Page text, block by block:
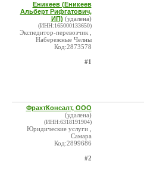
Еникеев (Еникеев
Альберт Рифгатович,
ИП) (удалена)
(ИНН:165000133650)
Экспедитор-перевозчик ,
Набережные Челны
Код:2873578
#1
ФрахтКонсалт, ООО
(удалена)
(ИНН:6318191904)
Юридические услуги ,
Самара
Код:2899686
#2